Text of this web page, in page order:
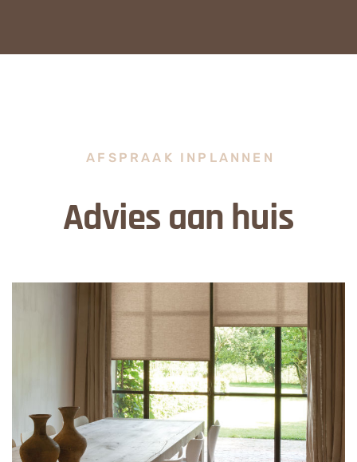
AFSPRAAK INPLANNEN
Advies aan huis